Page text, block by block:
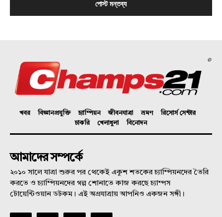
©
খবর বিজ্ঞানপ্রযুক্তি চ্যাম্পিয়ন জীবনযাত্রা ভ্রমণ
রিসোর্স সেন্টার
চাকরি
খেলাধুলা বিনোদন
আমাদের সম্পর্কে
২০১০ সালে যাত্রা শুরুর পর থেকেই একুশ শতকের চ্যাম্পিয়নদের তৈরি
করতে ও চ্যাম্পিয়নদের গল্প শোনাতে কাজ করছে চ্যাম্পস
টোয়েন্টিওয়ান ডটকম। এই অগ্রযাত্রায় আপনিও একজন সঙ্গী।